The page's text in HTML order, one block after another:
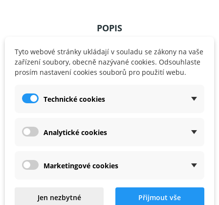
POPIS
DETAILY PRODUKTU
REVIEWS
najdete 20 jedinečných aktivit propojených s
dovednosti. Stejně jako v předchozích sadách zde
čísel a pomáhají dětem lépe pochopit jejich
význam.
Tyto webové stránky ukládají v souladu se zákony na vaše
zařízení soubory, obecně nazývané cookies. Odsouhlaste
prosím nastavení cookies souborů pro použití webu.
Technické cookies
Analytické cookies
Marketingové cookies
Jen nezbytné Přijmout vše